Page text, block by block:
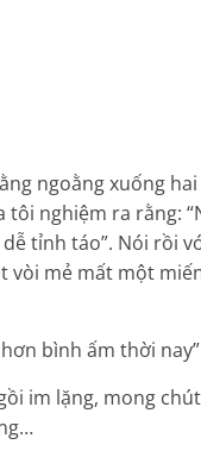
ngoằng xuống
nghiệm ra rằng:
tỉnh táo”. Nói rồi
vòi mẻ mất một
bình ấm thời
im lặng, mong